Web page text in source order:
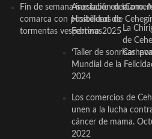
Fin de semana inestable en la
comarca con posibilidad de
tormentas vespertinas
Asociación de
Hosteleros de
Febrero 2025
‘Taller de sonrisas’
Mundial de la
2024
Los comercios de
unen a la lucha
cáncer de mama.
2022
mano.
La
de